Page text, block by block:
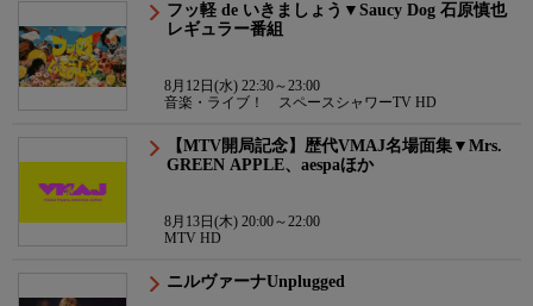
フッ軽 de いきましょう▼Saucy Dog 石原慎也
レギュラー番組
8月12日(水) 22:30～23:00
音楽・ライブ！ スペースシャワーTV HD
【MTV開局記念】歴代VMAJ名場面集▼Mrs.
GREEN APPLE、aespaほか
8月13日(木) 20:00～22:00
MTV HD
ニルヴァーナUnplugged